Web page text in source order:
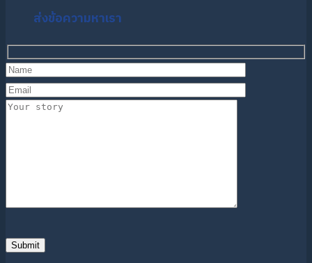
ส่งข้อความหาเรา